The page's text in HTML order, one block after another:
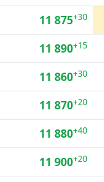
11 875+30
11 890+15
11 860+30
11 870+20
11 880+40
11 900+20